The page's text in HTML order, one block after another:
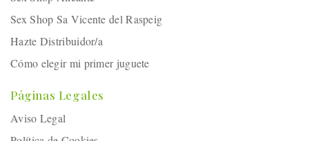
Sex Shop Sa Vicente del Raspeig
Hazte Distribuidor/a
Cómo elegir mi primer juguete
Páginas Legales
Aviso Legal